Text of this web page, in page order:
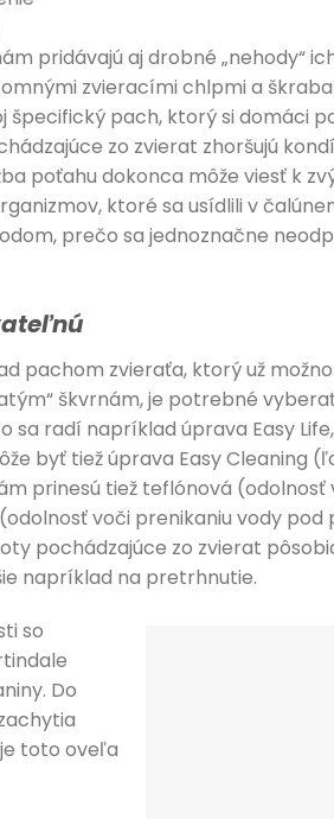
pridávajú aj drobné „nehody“
zvieracími chlpmi a
špecifický pach, ktorý si domáci
zo zvierat zhoršujú
poťahu dokonca môže viesť k
ktoré sa usídlili v
prečo sa jednoznačne
pachom zvieraťa, ktorý už
škvrnám, je potrebné
radí napríklad úprava Easy
byť tiež úprava Easy Cleaning
prinesú tiež teflónová
voči prenikaniu vody pod
pochádzajúce zo zvierat
napríklad na pretrhnutie.
so
Do
toto oveľa